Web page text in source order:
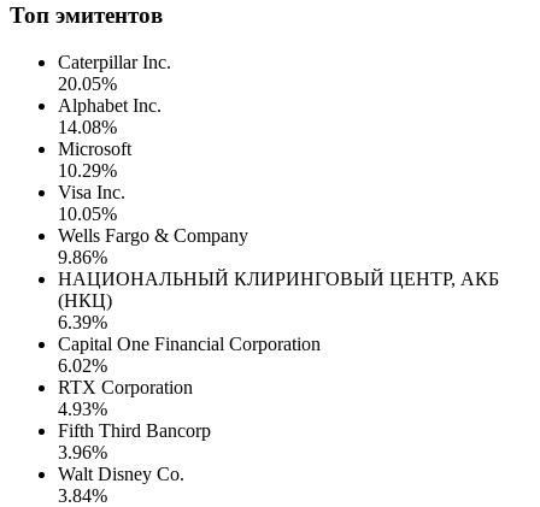
Топ эмитентов
Caterpillar Inc.
20.05%
Alphabet Inc.
14.08%
Microsoft
10.29%
Visa Inc.
10.05%
Wells Fargo & Company
9.86%
НАЦИОНАЛЬНЫЙ КЛИРИНГОВЫЙ ЦЕНТР, АКБ
(НКЦ)
6.39%
Capital One Financial Corporation
6.02%
RTX Corporation
4.93%
Fifth Third Bancorp
3.96%
Walt Disney Co.
3.84%